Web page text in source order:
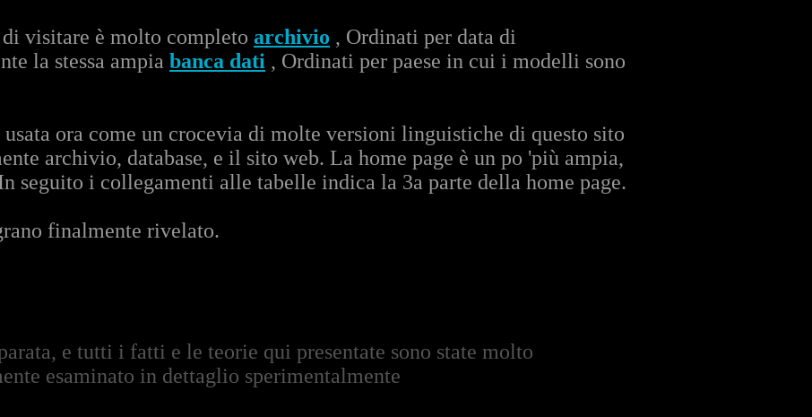
visitare è molto completo archivio , Ordinati per data di
la stessa ampia banca dati , Ordinati per paese in cui i modelli sono
usata ora come un crocevia di molte versioni linguistiche di questo sito
archivio, database, e il sito web. La home page è un po 'più ampia,
seguito i collegamenti alle tabelle indica la 3a parte della home page.
finalmente rivelato.
e tutti i fatti e le teorie qui presentate sono state molto
esaminato in dettaglio sperimentalmente